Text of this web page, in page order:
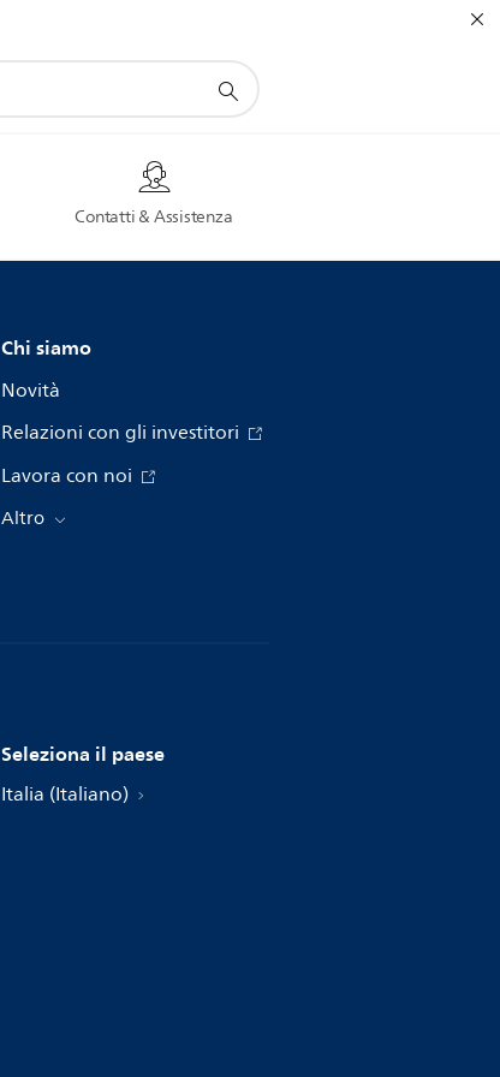
Contatti & Assistenza
Chi siamo
Novità
Relazioni con gli investitori
Lavora con noi
Altro
Seleziona il paese
Italia (Italiano)